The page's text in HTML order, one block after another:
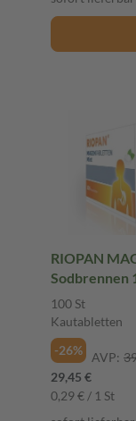
RIOPAN
Sodbrennen
100 St
Kautabletten
-26%
AVP:
29,45 €
0,29 € / 1 St